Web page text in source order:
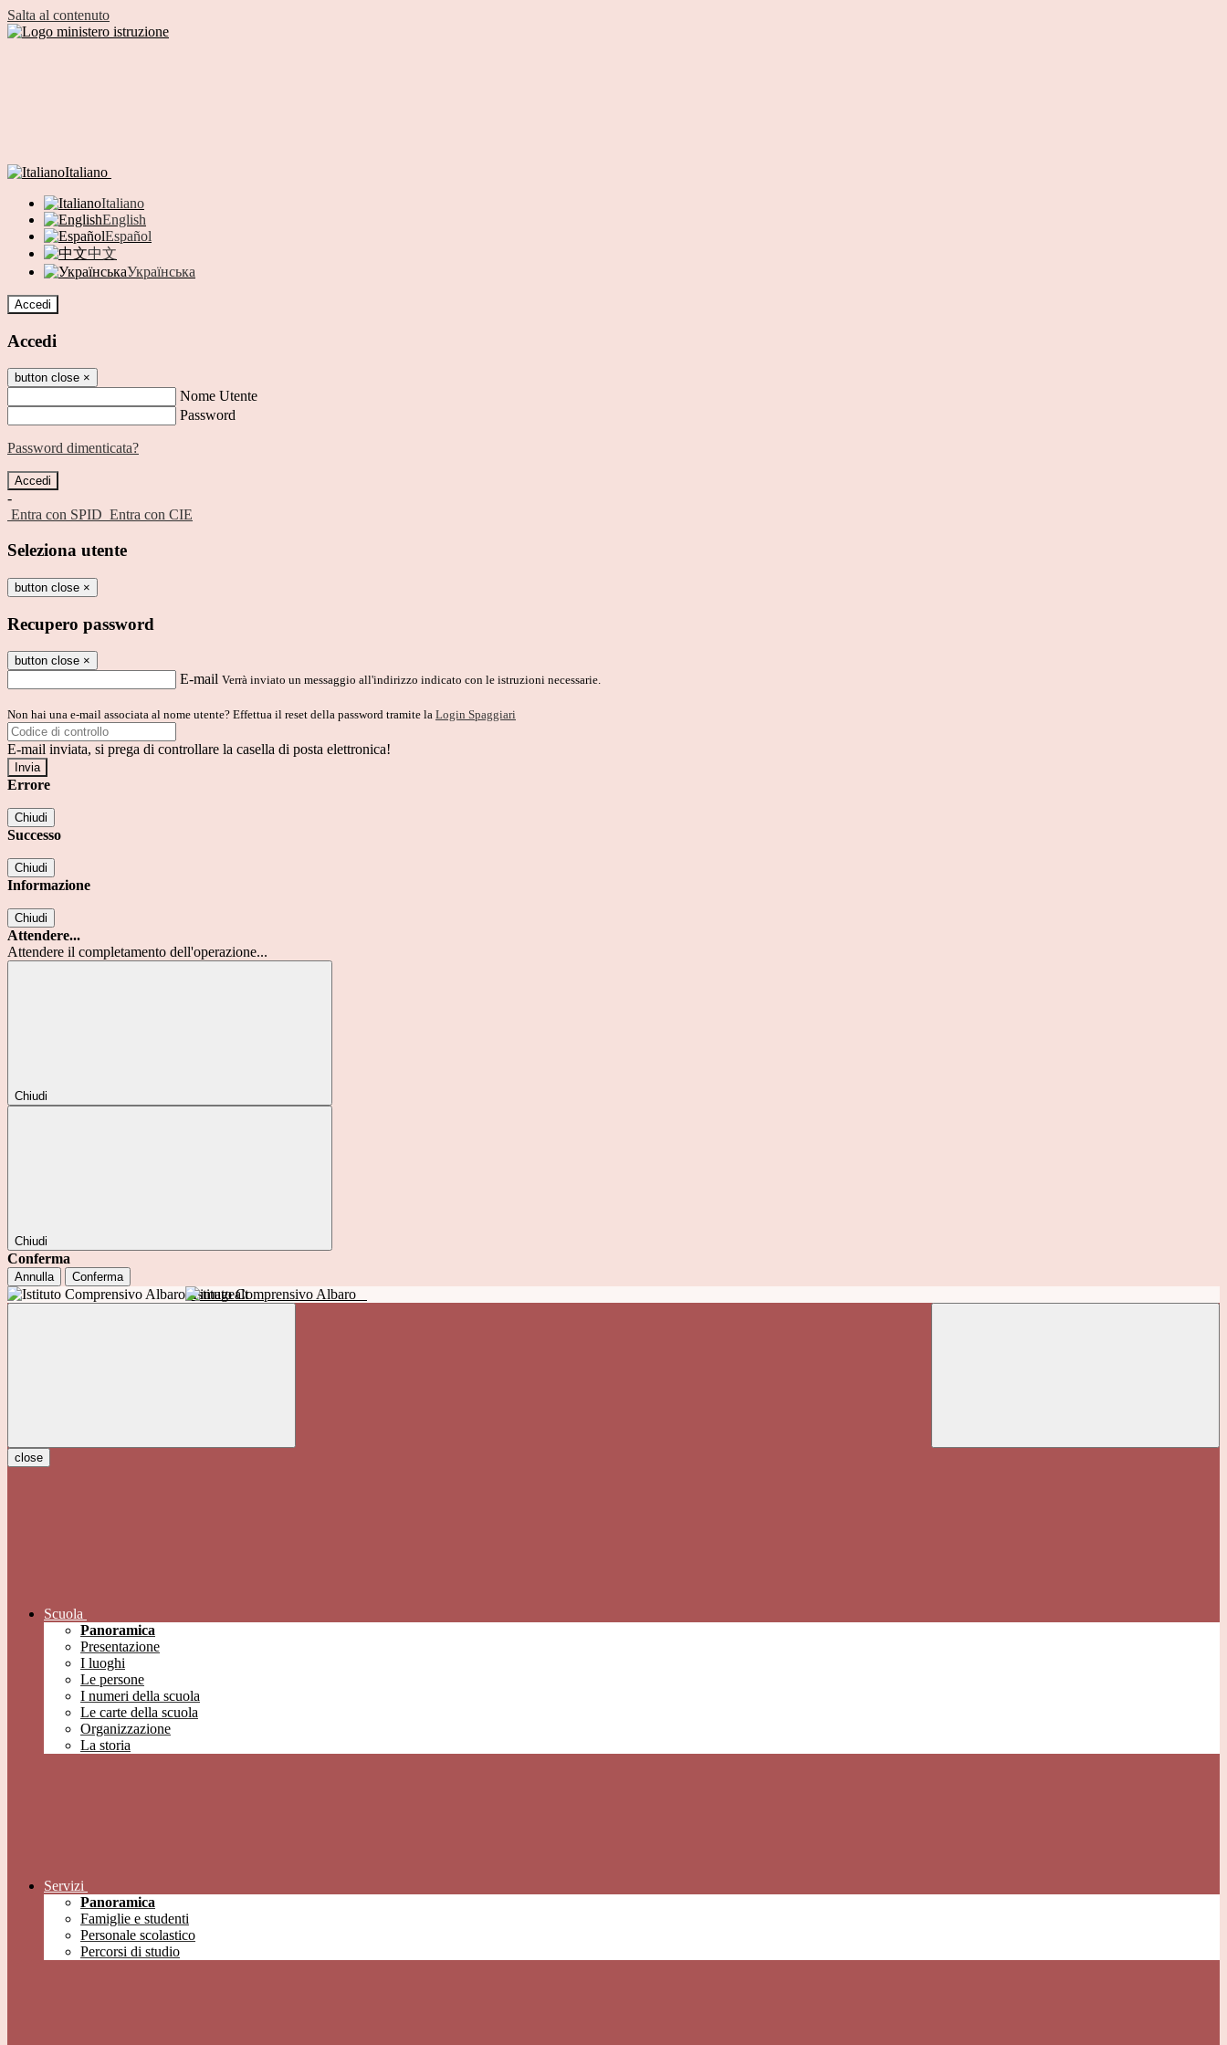
Salta al contenuto
Italiano
Italiano
English
Español
中文
Українська
Accedi
Accedi
button close ×
Nome Utente
Password
Password dimenticata?
-
Entra con SPID Entra con CIE
Seleziona utente
button close ×
Recupero password
button close ×
E-mail Verrà inviato un messaggio all'indirizzo indicato con le istruzioni necessarie.
Non hai una e-mail associata al nome utente? Effettua il reset della password tramite la Login Spaggiari
E-mail inviata, si prega di controllare la casella di posta elettronica!
Errore
Chiudi
Successo
Chiudi
Informazione
Chiudi
Attendere...
Attendere il completamento dell'operazione...
Chiudi
Chiudi
Conferma
Annulla Conferma
Istituto Comprensivo Albaro
close
Scuola
Panoramica
Presentazione
I luoghi
Le persone
I numeri della scuola
Le carte della scuola
Organizzazione
La storia
Servizi
Panoramica
Famiglie e studenti
Personale scolastico
Percorsi di studio